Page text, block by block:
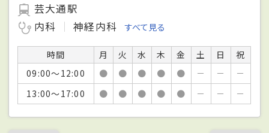
芸大通駅
内科
神経内科 すべて見る
時間 月 火 水 木 金 土 日
祝
09:00～12:00
● ● ● ● ● － －
－
13:00～17:00
● ● ● ● ● － － －